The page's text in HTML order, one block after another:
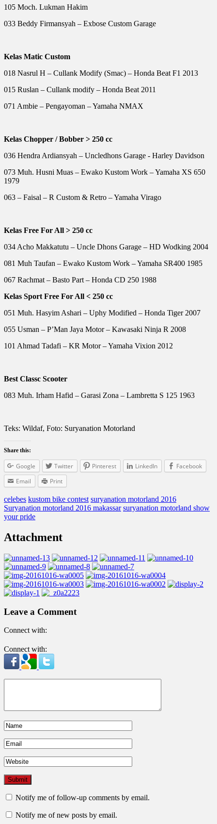
105 Moch. Lukman Hakim
033 Beddy Firmansyah – Exbose Custom Garage
Kelas Matic Custom
018 Nasrul H – Cullank Modify (Smac) – Honda Beat F1 2013
015 Ruslan – Cullank modify – Honda Beat 2011
071 Ambie – Pengayoman – Yamaha NMAX
Kelas Chopper / Bobber > 250 cc
036 Hendra Ardiansyah – Uncledhons Garage - Harley Davidson
073 Muh. Husni Muas – Ewako Kustom Work – Yamaha XS 650
1979
063 – Faisal – R Custom & Retro – Yamaha Virago
Kelas Free For All > 250 cc
034 Acho Makkatutu – Uncle Dhons Garage – HD Wodking 2004
081 Muh Taufan – Ewako Kustom Work – Yamaha SR400 1985
067 Rachmat – Basto Part – Honda CD 250 1988
Kelas Sport Free For All < 250 cc
051 Muh. Hasyim Ashari – Uphy Modified – Honda Tiger 2007
055 Usman – P’Man Jaya Motor – Kawasaki Ninja R 2008
101 Ahmad Tadafi – KR Motor – Yamaha Vixion 2012
Best Classc Scooter
083 Muh. Irham Hafid – Garasi Zona – Lambretta S 125 1963
Teks: Wildaf, Foto: Suryanation Motorland
Share this:
Google Twitter Pinterest LinkedIn
Facebook
Email
Print
celebes kustom bike contest suryanation motorland 2016
Suryanation motorland 2016 makassar suryanation motorland show
your pride
Attachment
Leave a Comment
Connect with:
Connect with:
Notify me of follow-up comments by email.
Notify me of new posts by email.